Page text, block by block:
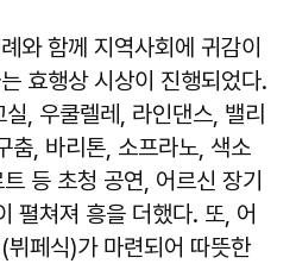
와 함께 지역사회에 귀감이
효행상 시상이 진행되었다.
, 우쿨렐레, 라인댄스, 밸리
춤, 바리톤, 소프라노, 색소
등 초청 공연, 어르신 장기
펼쳐져 흥을 더했다. 또, 어
페식)가 마련되어 따뜻한